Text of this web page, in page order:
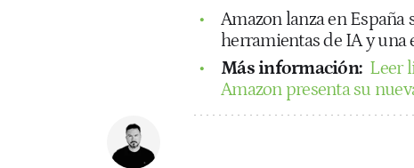
Amazon lanza en España
herramientas de IA y una
Más información: Leer
Amazon presenta su